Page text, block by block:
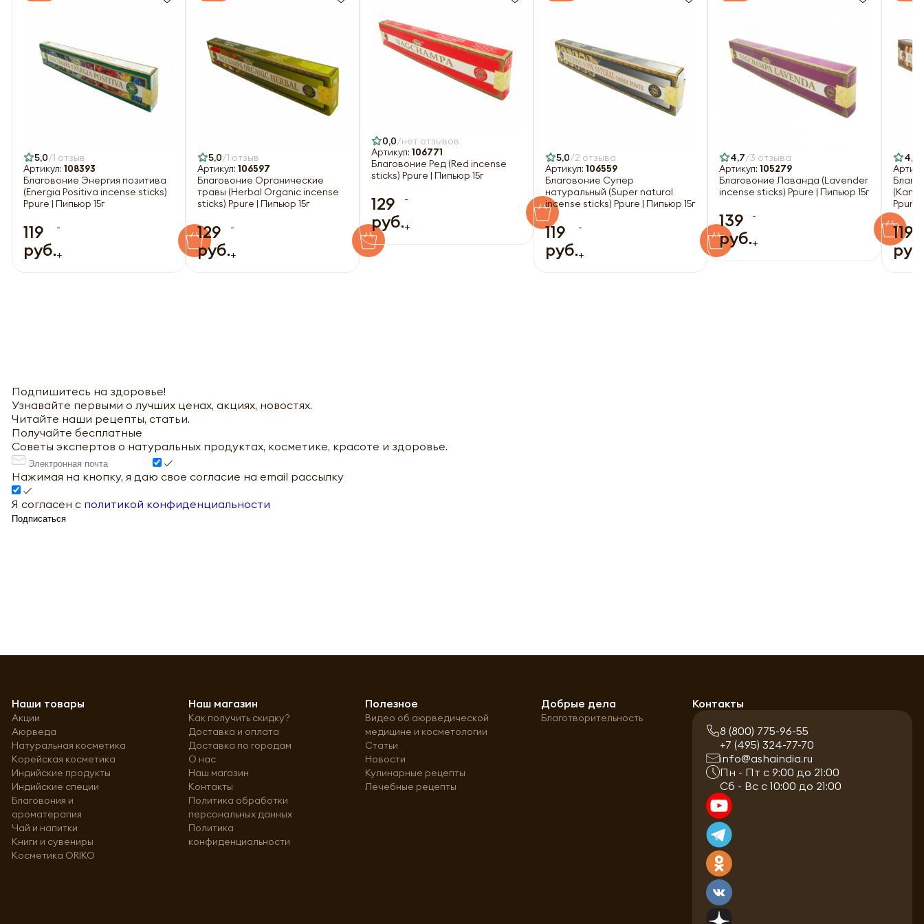
5,0 1 отзыв
Артикул: 108393
Благовоние Энергия позитива
(Energia Positiva incense sticks)
Ppure | Пипьюр 15г
119
руб.
-
+
5,0 1 отзыв
Артикул: 106597
Благовоние Органические
травы (Herbal Organic incense
sticks) Ppure | Пипьюр 15г
129
руб.
-
+
0,0 нет отзывов
Артикул: 106771
Благовоние Ред (Red incense
sticks) Ppure | Пипьюр 15г
129
руб.
-
+
5,0 2 отзыва
Артикул: 106559
Благовоние Супер
натуральный (Super natural
incense sticks) Ppure | Пипьюр 15г
119
руб.
-
+
4,7 3 отзыва
Артикул: 105279
Благовоние Лаванда (Lavender
incense sticks) Ppure | Пипьюр 15г
139
руб.
-
+
4,7
Ppure
119
Подпишитесь на здоровье!
Узнавайте первыми о лучших ценах, акциях, новостях.
Читайте наши рецепты, статьи.
Получайте бесплатные
Советы экспертов о натуральных продуктах, косметике, красоте и здоровье.
Нажимая на кнопку, я даю свое согласие на email рассылку
Я согласен с политикой конфиденциальности
Подписаться
Наши товары
Акции
Аюрведа
Натуральная косметика
Корейская косметика
Индийские продукты
Индийские специи
Благовония и
ароматерапия
Чай и напитки
Книги и сувениры
Косметика ORIKO
Наш магазин
Как получить скидку?
Доставка и оплата
Доставка по городам
О нас
Наш магазин
Контакты
Политика обработки
персональных данных
Политика
конфиденциальности
Полезное
Видео об аюрведической
медицине и косметологии
Статьи
Новости
Кулинарные рецепты
Лечебные рецепты
Добрые дела
Благотворительность
Контакты
8 (800) 775-96-55
+7 (495) 324-77-70
info@ashaindia.ru
Пн - Пт с 9:00 до 21:00
Сб - Вс с 10:00 до 21:00